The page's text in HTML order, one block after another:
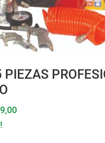
PIEZAS